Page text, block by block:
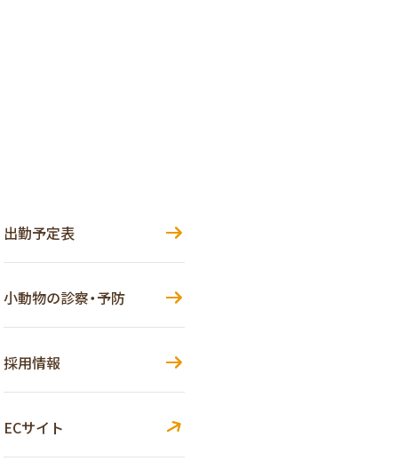
出勤予定表
小動物の診察・予防
採用情報
ECサイト